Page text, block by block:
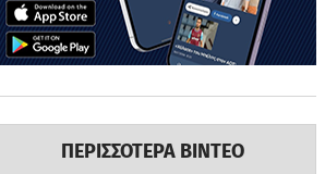
ΠΕΡΙΣΣΟΤΕΡΑ ΒΙΝΤΕΟ